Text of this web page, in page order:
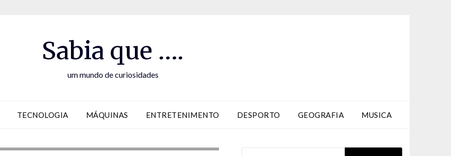
Sabia que ….
um mundo de curiosidades
TECNOLOGIA MÁQUINAS ENTRETENIMENTO DESPORTO GEOGRAFIA MUSICA